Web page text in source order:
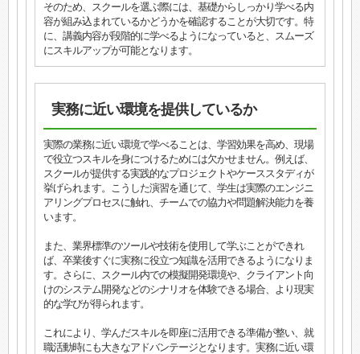
そのため、スクールを選ぶ際には、基礎からしっかり学べる内
容が組み込まれているかどうかを確認することが大切です。特
に、講義内容が段階的に学べるようになっていると、スムーズ
にスキルアップが可能となります。
実務に近い環境を提供しているか
実際の業務に近い環境で学べることは、学習効果を高め、現場
で役立つスキルを身につけるためには欠かせません。例えば、
スクールが提供する実践的なプロジェクトやケーススタディが
挙げられます。こうした演習を通じて、学生は実際のエンジニ
アリングプロセスに触れ、チームでの協力や問題解決能力を養
います。
また、業界標準のツールや技術を使用して学ぶことができれ
ば、卒業後すぐに実務に役立つ知識を活用できるようになりま
す。さらに、スクール内での模擬開発環境や、クライアント向
けのシステム開発などのシナリオを体験できる場合、より現実
的な学びが得られます。
これにより、学んだスキルを即座に活用できる準備が整い、就
職活動時にも大きなアドバンテージとなります。実務に近い環